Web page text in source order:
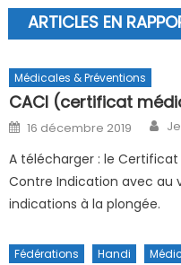
ARTICLES EN
Médicales & Préventions
CACI (certificat
Posted on
16 décembre 2019
A télécharger : le
Contre Indication avec au
indications à la plongée.
Fédérations Handi